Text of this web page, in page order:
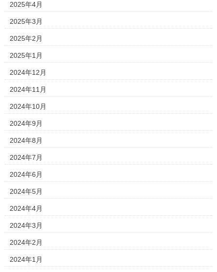
2025年4月
2025年3月
2025年2月
2025年1月
2024年12月
2024年11月
2024年10月
2024年9月
2024年8月
2024年7月
2024年6月
2024年5月
2024年4月
2024年3月
2024年2月
2024年1月